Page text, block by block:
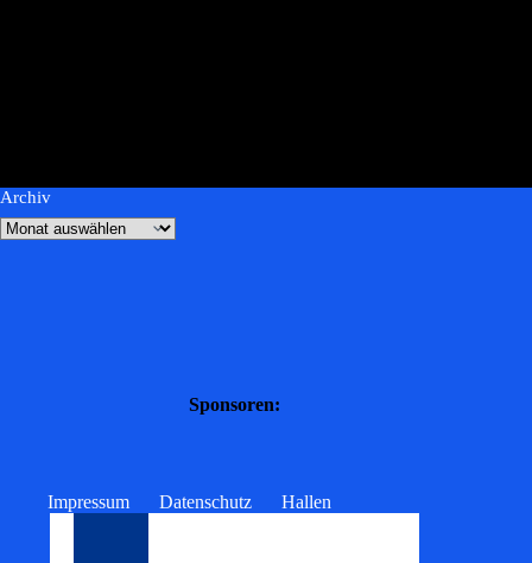
Archiv
Sponsoren:
Impressum Datenschutz Hallen